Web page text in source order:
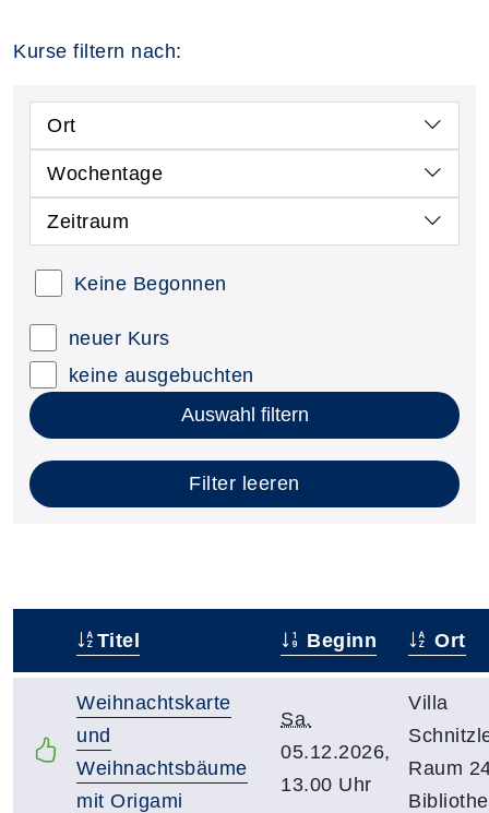
Kurse filtern nach:
Ort
Wochentage
Zeitraum
Keine Begonnen
neuer Kurs
keine ausgebuchten
Auswahl filtern
Filter leeren
Titel Beginn Ort
Weihnachtskarte
und
Weihnachtsbäume
mit Origami
Sa.
05.12.2026,
13.00 Uhr
Villa
Raum